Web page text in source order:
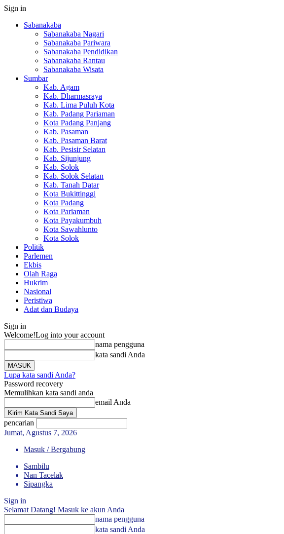
Sign in
Sabanakaba
Sabanakaba Nagari
Sabanakaba Pariwara
Sabanakaba Pendidikan
Sabanakaba Rantau
Sabanakaba Wisata
Sumbar
Kab. Agam
Kab. Dharmasraya
Kab. Lima Puluh Kota
Kab. Padang Pariaman
Kota Padang Panjang
Kab. Pasaman
Kab. Pasaman Barat
Kab. Pesisir Selatan
Kab. Sijunjung
Kab. Solok
Kab. Solok Selatan
Kab. Tanah Datar
Kota Bukittinggi
Kota Padang
Kota Pariaman
Kota Payakumbuh
Kota Sawahlunto
Kota Solok
Politik
Parlemen
Ekbis
Olah Raga
Hukrim
Nasional
Peristiwa
Adat dan Budaya
Sign in
Welcome!Log into your account
nama pengguna
kata sandi Anda
Lupa kata sandi Anda?
Password recovery
Memulihkan kata sandi anda
email Anda
pencarian
Jumat, Agustus 7, 2026
Masuk / Bergabung
Sambilu
Nan Tacelak
Sipangka
Sign in
Selamat Datang! Masuk ke akun Anda
nama pengguna
kata sandi Anda